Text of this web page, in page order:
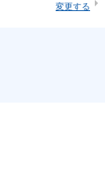
変更する